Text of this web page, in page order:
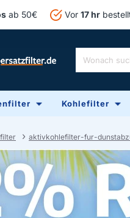
ab 50€ Vor 17 hr
Wonach
du?
Kohlefilter
aktivkohlefilter-fur-